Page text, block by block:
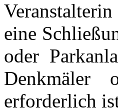
eine
oder
Denkmäler
erforderlich